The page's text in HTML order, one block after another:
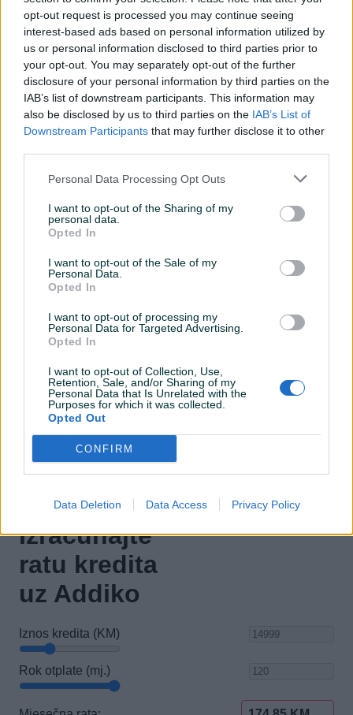
opt-out request is processed you may continue seeing
interest-based ads based on personal information utilized by
us or personal information disclosed to third parties prior to
your opt-out. You may separately opt-out of the further
disclosure of your personal information by third parties on the
IAB’s list of downstream participants. This information may
also be disclosed by us to third parties on the IAB’s List of
Downstream Participants that may further disclose it to other
Personal Data Processing Opt Outs
I want to opt-out of the Sharing of my
personal data.
Opted In
I want to opt-out of the Sale of my
Personal Data.
Opted In
I want to opt-out of processing my
Personal Data for Targeted Advertising.
Opted In
I want to opt-out of Collection, Use,
Retention, Sale, and/or Sharing of my
Personal Data that Is Unrelated with the
Purposes for which it was collected.
Opted Out
CONFIRM
Data Deletion Data Access Privacy Policy
Turbo
Datum objave 25.03.2023
Oprema
Klimatizacija
Muzika/ozvučenje CD-MP3
Parking senzori Nazad
Halogena
Digitalna klima
El. podizači stakala
Naslon za ruku
Električni retrovizori